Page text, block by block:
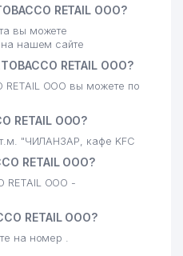
RETAIL ООО?
вы можете
на нашем сайте
RETAIL ООО?
RETAIL ООО вы можете по
RETAIL ООО?
"ЧИЛАНЗАР, кафе KFC
RETAIL ООО?
RETAIL ООО -
RETAIL ООО?
на номер .